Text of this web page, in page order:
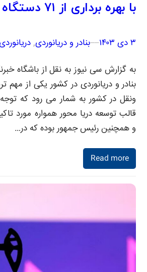
با بهره برداری از ۷۱ دستگاه شناور
۳ دی ۱۴۰۳ –
–بنادر و دریانوردی,
به گزارش سی نیوز به نقل از باشگاه
بنادر و دریانوردی در کشور یکی از
ونقل در کشور به شمار می رود که
قالب توسعه دریا محور همواره مورد
و همچنین رئیس جمهور بوده که در…
Read more